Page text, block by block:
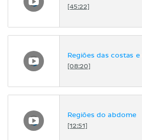
[45:22]
Regiões das costas
[08:20]
Regiões do abdome
[12:51]